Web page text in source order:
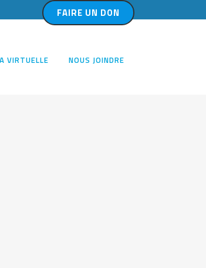
FAIRE UN DON
VIRTUELLE NOUS JOINDRE